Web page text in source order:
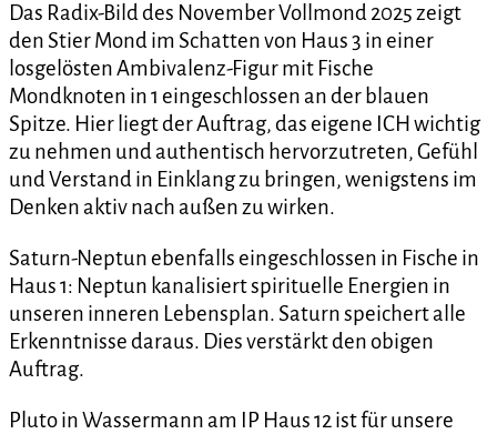
Das Radix-Bild des November Vollmond 2025 zeigt
den Stier Mond im Schatten von Haus 3 in einer
losgelösten Ambivalenz-Figur mit Fische
Mondknoten in 1 eingeschlossen an der blauen
Spitze. Hier liegt der Auftrag, das eigene ICH wichtig
zu nehmen und authentisch hervorzutreten, Gefühl
und Verstand in Einklang zu bringen, wenigstens im
Denken aktiv nach außen zu wirken.
Saturn-Neptun ebenfalls eingeschlossen in Fische in
Haus 1: Neptun kanalisiert spirituelle Energien in
unseren inneren Lebensplan. Saturn speichert alle
Erkenntnisse daraus. Dies verstärkt den obigen
Auftrag.
Pluto in Wassermann am IP Haus 12 ist für unsere